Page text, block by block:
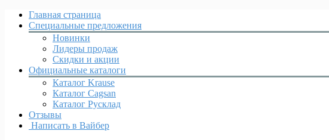
Главная страница
Специальные предложения
Новинки
Лидеры продаж
Скидки и акции
Официальные каталоги
Каталог Krause
Каталог Cagsan
Каталог Русклад
Отзывы
Написать в Вайбер